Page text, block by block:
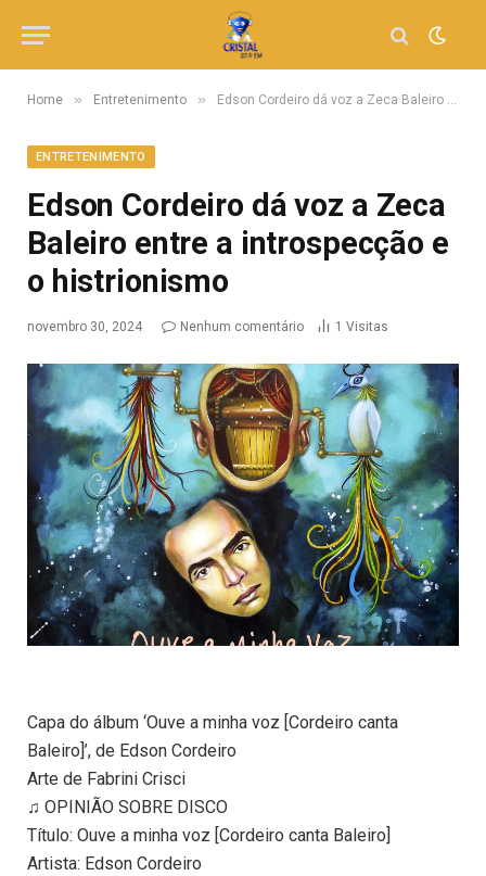
Home » Entretenimento » Edson Cordeiro dá voz a Zeca Baleiro entre a introspecção e o histrionismo
ENTRETENIMENTO
Edson Cordeiro dá voz a Zeca
Baleiro entre a introspecção e
o histrionismo
novembro 30, 2024 Nenhum comentário 1 Visitas
Capa do álbum ‘Ouve a minha voz [Cordeiro canta
Baleiro]’, de Edson Cordeiro
Arte de Fabrini Crisci
♫ OPINIÃO SOBRE DISCO
Título: Ouve a minha voz [Cordeiro canta Baleiro]
Artista: Edson Cordeiro